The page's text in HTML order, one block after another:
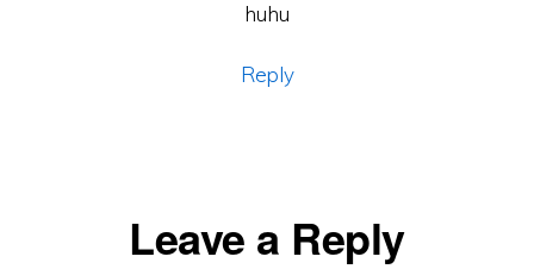
huhu
Reply
Leave a Reply